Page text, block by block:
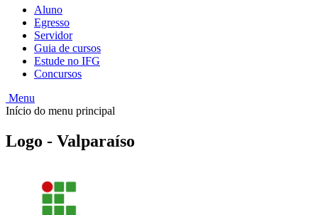
Aluno
Egresso
Servidor
Guia de cursos
Estude no IFG
Concursos
Menu
Início do menu principal
Logo - Valparaíso